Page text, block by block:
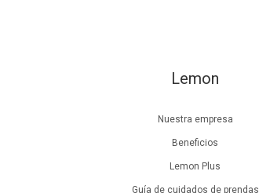
Lemon
Nuestra empresa
Beneficios
Lemon Plus
Guía de cuidados de prendas